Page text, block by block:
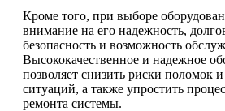
Кроме того, при выборе
внимание на его надежность,
безопасность и возможность
Высококачественное и надежное
позволяет снизить риски поломок
ситуаций, а также упростить
ремонта системы.